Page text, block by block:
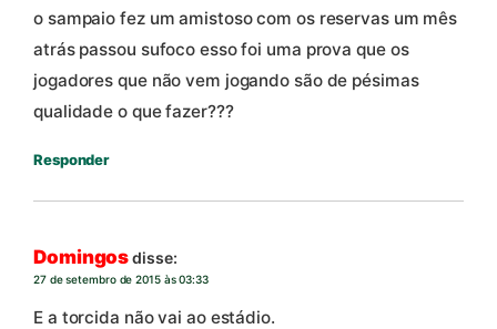
o sampaio fez um amistoso com os reservas um mês
atrás passou sufoco esso foi uma prova que os
jogadores que não vem jogando são de pésimas
qualidade o que fazer???
Responder
Domingosdisse:
27 de setembro de 2015 às 03:33
E a torcida não vai ao estádio.